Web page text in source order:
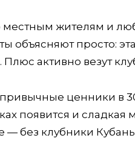
жителям и
объясняют просто:
Плюс активно везут
привычные ценники в
появится и сладкая
— без клубники Кубань